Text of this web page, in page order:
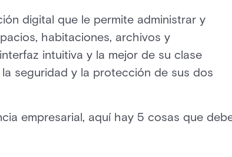
digital que le permite administrar y
habitaciones, archivos y
intuitiva y la mejor de su clase
seguridad y la protección de sus dos
empresarial, aquí hay 5 cosas que